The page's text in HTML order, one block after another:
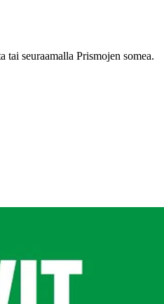
tai seuraamalla Prismojen somea.